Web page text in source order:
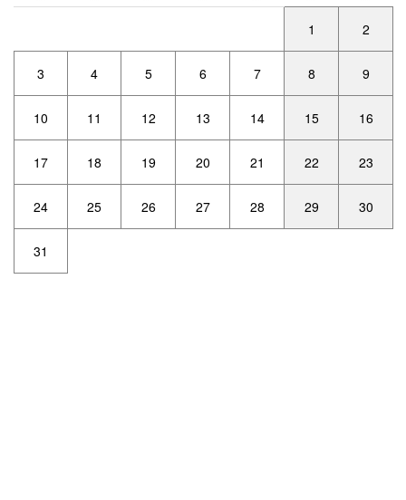
1 2
3 4 5 6 7 8 9
10 11 12 13 14 15 16
17 18 19 20 21 22 23
24 25 26 27 28 29 30
31